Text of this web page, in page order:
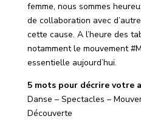
femme, nous sommes
de collaboration avec
cette cause. A l’heure des
notamment le mouvement
essentielle aujourd’hui.
5 mots pour décrire votre
Danse – Spectacles –
Découverte